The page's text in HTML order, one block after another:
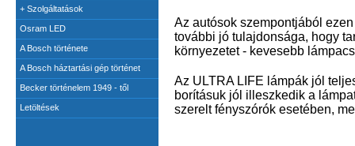
+ Szolgáltatások
Osram LED
A Bosch története
A Bosch háztartási gép történet
Becker történelem 1949 - től
Letöltések
Az autósok szempontjából
további jó tulajdonsága, hogy
környezetet - kevesebb
Az ULTRA LIFE lámpák jól
borításuk jól illeszkedik a
szerelt fényszórók esetében,